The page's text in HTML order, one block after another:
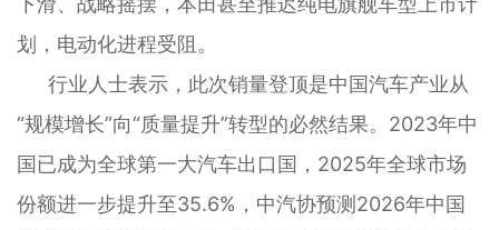
划，电动化进程受阻。
行业人士表示，此次销量登顶是中国汽车产业从
“规模增长”向“质量提升”转型的必然结果。2023年中
国已成为全球第一大汽车出口国，2025年全球市场
份额进一步提升至35.6%，中汽协预测2026年中国